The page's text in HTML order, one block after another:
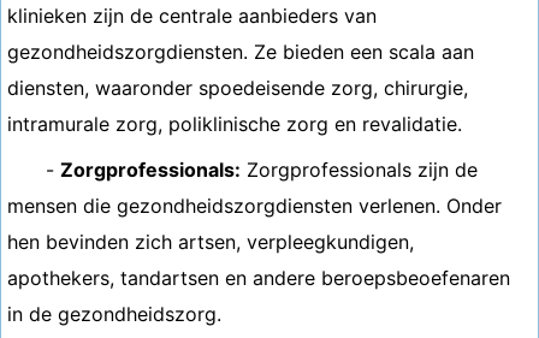
klinieken zijn de centrale aanbieders van
gezondheidszorgdiensten. Ze bieden een scala aan
diensten, waaronder spoedeisende zorg, chirurgie,
intramurale zorg, poliklinische zorg en revalidatie.
- Zorgprofessionals: Zorgprofessionals zijn de
mensen die gezondheidszorgdiensten verlenen. Onder
hen bevinden zich artsen, verpleegkundigen,
apothekers, tandartsen en andere beroepsbeoefenaren
in de gezondheidszorg.